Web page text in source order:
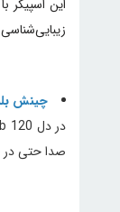
چینش
صدا حتی در